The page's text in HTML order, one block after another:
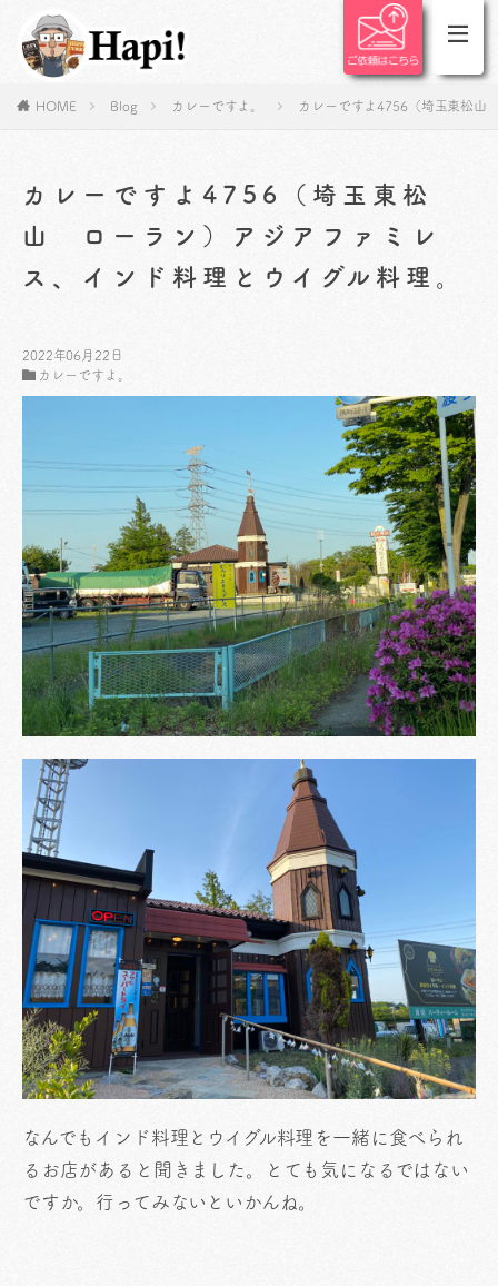
HOME Blog カレーですよ。 カレーですよ4756（埼玉東松山
カレーですよ4756（埼玉東松
山 ローラン）アジアファミレ
ス、インド料理とウイグル料理。
2022年06月22日
カレーですよ。
なんでもインド料理とウイグル料理を一緒に食べられ
るお店があると聞きました。とても気になるではない
ですか。行ってみないといかんね。